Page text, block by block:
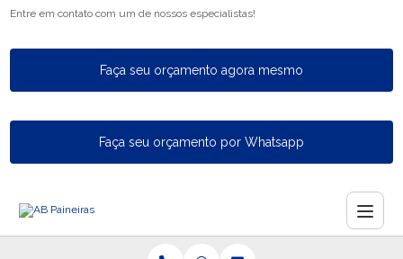
Entre em contato com um de nossos especialistas!
Faça seu orçamento agora mesmo
Faça seu orçamento por Whatsapp